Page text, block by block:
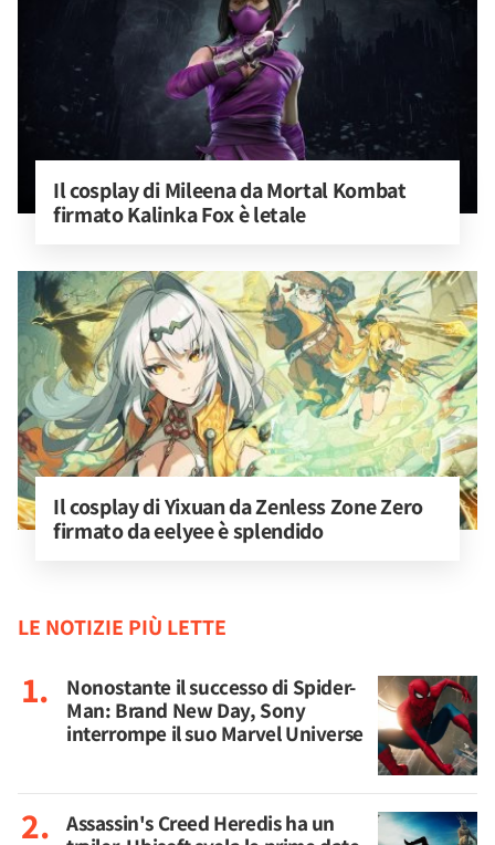
Il cosplay di Mileena da Mortal Kombat
firmato Kalinka Fox è letale
Il cosplay di Yixuan da Zenless Zone Zero
firmato da eelyee è splendido
LE NOTIZIE PIÙ LETTE
Nonostante il successo di Spider-
Man: Brand New Day, Sony
interrompe il suo Marvel Universe
Assassin's Creed Heredis ha un